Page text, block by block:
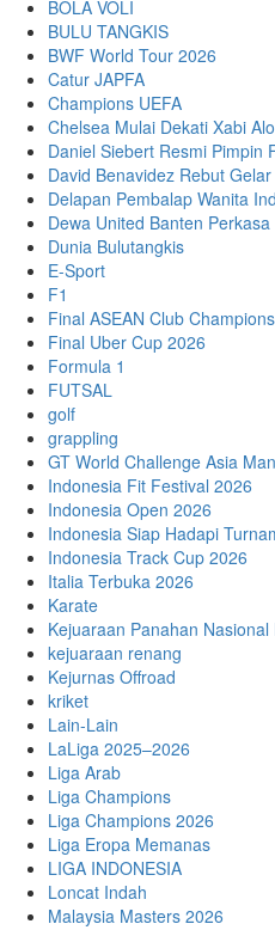
BOLA VOLI
BULU TANGKIS
BWF World Tour 2026
Catur JAPFA
Champions UEFA
Chelsea Mulai Dekati Xabi
Daniel Siebert Resmi Pimpin
David Benavidez Rebut
Delapan Pembalap Wanita
Dewa United Banten Perkasa
Dunia Bulutangkis
E-Sport
F1
Final ASEAN Club
Final Uber Cup 2026
Formula 1
FUTSAL
golf
grappling
GT World Challenge Asia
Indonesia Fit Festival 2026
Indonesia Open 2026
Indonesia Siap Hadapi
Indonesia Track Cup 2026
Italia Terbuka 2026
Karate
Kejuaraan Panahan
kejuaraan renang
Kejurnas Offroad
kriket
Lain-Lain
LaLiga 2025–2026
Liga Arab
Liga Champions
Liga Champions 2026
Liga Eropa Memanas
LIGA INDONESIA
Loncat Indah
Malaysia Masters 2026